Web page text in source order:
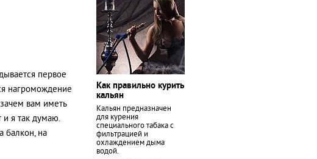
Как правильно курить
кальян
Кальян предназначен
для курения
специального табака с
фильтрацией и
охлаждением дыма
водой.
первое
нагромождение
вам иметь
и я так думаю.
балкон, на